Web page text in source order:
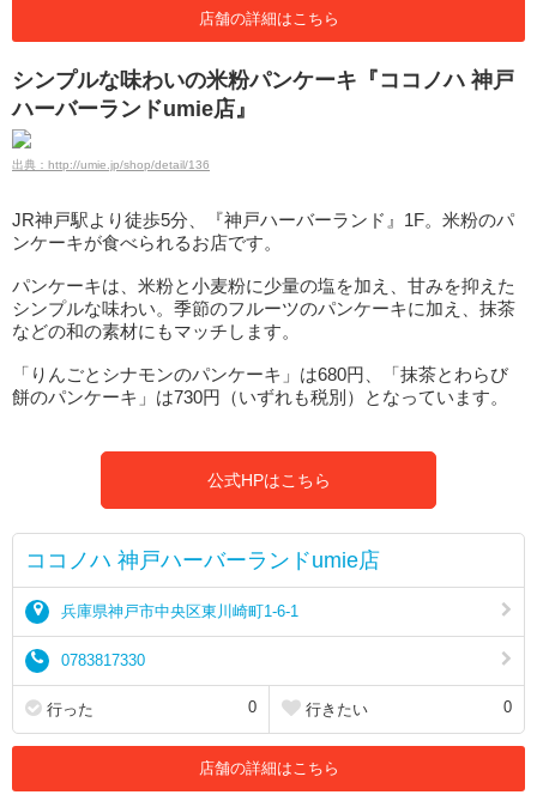
店舗の詳細はこちら
シンプルな味わいの米粉パンケーキ『ココノハ 神戸
ハーバーランドumie店』
出典：http://umie.jp/shop/detail/136
JR神戸駅より徒歩5分、『神戸ハーバーランド』1F。米粉のパ
ンケーキが食べられるお店です。
パンケーキは、米粉と小麦粉に少量の塩を加え、甘みを抑えた
シンプルな味わい。季節のフルーツのパンケーキに加え、抹茶
などの和の素材にもマッチします。
「りんごとシナモンのパンケーキ」は680円、「抹茶とわらび
餅のパンケーキ」は730円（いずれも税別）となっています。
公式HPはこちら
ココノハ 神戸ハーバーランドumie店
兵庫県神戸市中央区東川崎町1-6-1
0783817330
行った 0 行きたい 0
店舗の詳細はこちら